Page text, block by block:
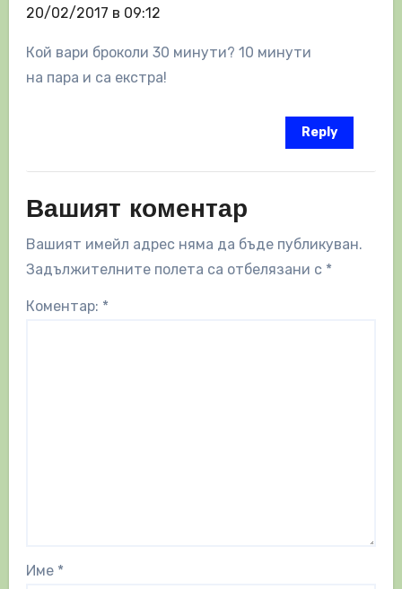
20/02/2017 в 09:12
Кой вари броколи 30 минути? 10 минути
на пара и са екстра!
Reply
Вашият коментар
Вашият имейл адрес няма да бъде публикуван.
Задължителните полета са отбелязани с *
Коментар: *
Име *